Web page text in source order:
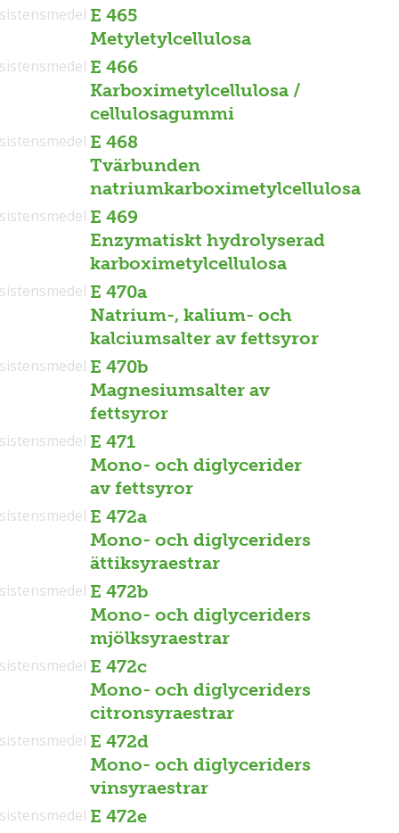
E 465
Metyletylcellulosa
E 466
Karboximetylcellulosa /
cellulosagummi
E 468
Tvärbunden
natriumkarboximetylcellulosa
E 469
Enzymatiskt hydrolyserad
karboximetylcellulosa
E 470a
Natrium-, kalium- och
kalciumsalter av fettsyror
E 470b
Magnesiumsalter av
fettsyror
E 471
Mono- och diglycerider
av fettsyror
E 472a
Mono- och diglyceriders
ättiksyraestrar
E 472b
Mono- och diglyceriders
mjölksyraestrar
E 472c
Mono- och diglyceriders
citronsyraestrar
E 472d
Mono- och diglyceriders
vinsyraestrar
E 472e